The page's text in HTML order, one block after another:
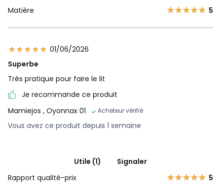
Matière 5
01/06/2026
Superbe
Très pratique pour faire le lit
Je recommande ce produit
Mamiejos , Oyonnax 01 Acheteur vérifié
Vous avez ce produit depuis 1 semaine
Utile (1)
Signaler
Rapport qualité-prix
5